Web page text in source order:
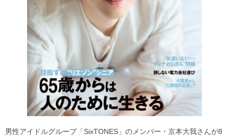
男性アイドルグループ「SixTONES」のメンバー・京本大我さんが8